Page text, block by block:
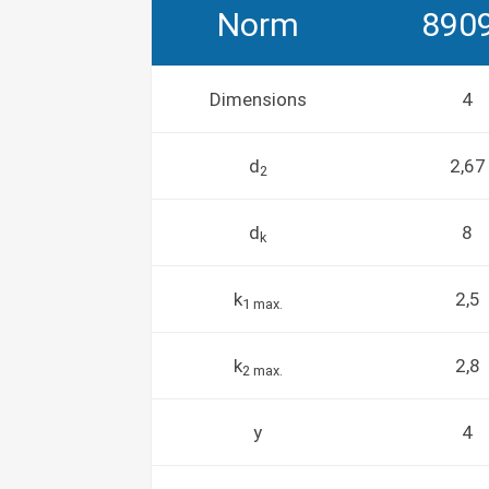
Norm
Dimensions 4
d2 2,67
dk 8
k1 max. 2,5
k2 max. 2,8
y 4